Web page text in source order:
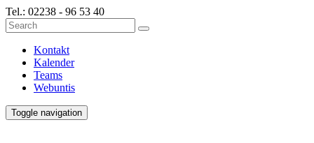
Tel.: 02238 - 96 53 40
Kontakt
Kalender
Teams
Webuntis
Toggle navigation